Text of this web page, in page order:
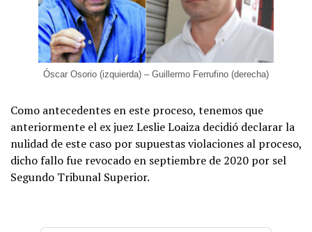
Óscar Osorio (izquierda) – Guillermo Ferrufino (derecha)
Como antecedentes en este proceso, tenemos que
anteriormente el ex juez Leslie Loaiza decidió declarar la
nulidad de este caso por supuestas violaciones al proceso,
dicho fallo fue revocado en septiembre de 2020 por sel
Segundo Tribunal Superior.